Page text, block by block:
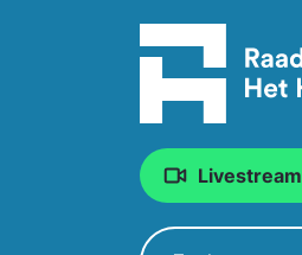
Livestream
Zoeken